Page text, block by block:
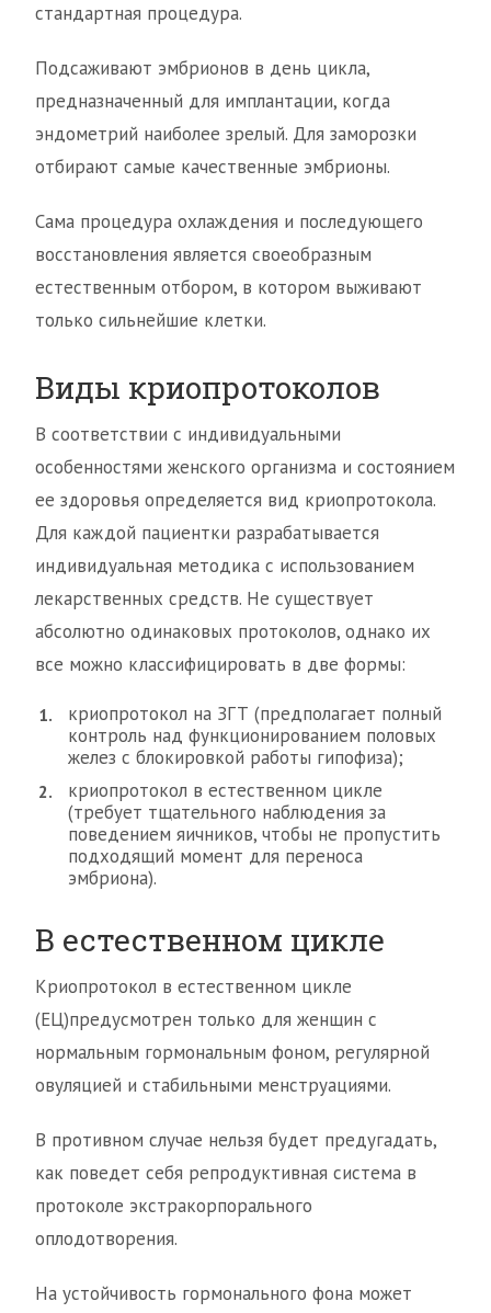
стандартная процедура.
Подсаживают эмбрионов в день цикла,
предназначенный для имплантации, когда
эндометрий наиболее зрелый. Для заморозки
отбирают самые качественные эмбрионы.
Сама процедура охлаждения и последующего
восстановления является своеобразным
естественным отбором, в котором выживают
только сильнейшие клетки.
Виды криопротоколов
В соответствии с индивидуальными
особенностями женского организма и состоянием
ее здоровья определяется вид криопротокола.
Для каждой пациентки разрабатывается
индивидуальная методика с использованием
лекарственных средств. Не существует
абсолютно одинаковых протоколов, однако их
все можно классифицировать в две формы:
криопротокол на ЗГТ (предполагает полный
контроль над функционированием половых
желез с блокировкой работы гипофиза);
криопротокол в естественном цикле
(требует тщательного наблюдения за
поведением яичников, чтобы не пропустить
подходящий момент для переноса
эмбриона).
В естественном цикле
Криопротокол в естественном цикле
(ЕЦ)предусмотрен только для женщин с
нормальным гормональным фоном, регулярной
овуляцией и стабильными менструациями.
В противном случае нельзя будет предугадать,
как поведет себя репродуктивная система в
протоколе экстракорпорального
оплодотворения.
На устойчивость гормонального фона может